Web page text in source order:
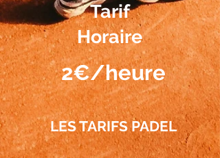
Tarif
Horaire
2€/heure
LES TARIFS PADEL